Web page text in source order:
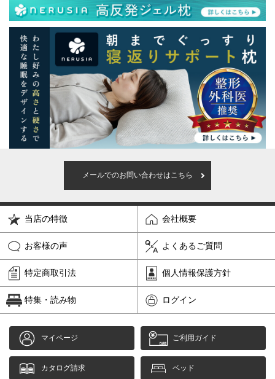
メールでのお問い合わせはこちら
当店の特徴 会社概要
お客様の声 よくあるご質問
特定商取引法 個人情報保護方針
特集・読み物 ログイン
マイページ ご利用ガイド
カタログ請求 ベッド